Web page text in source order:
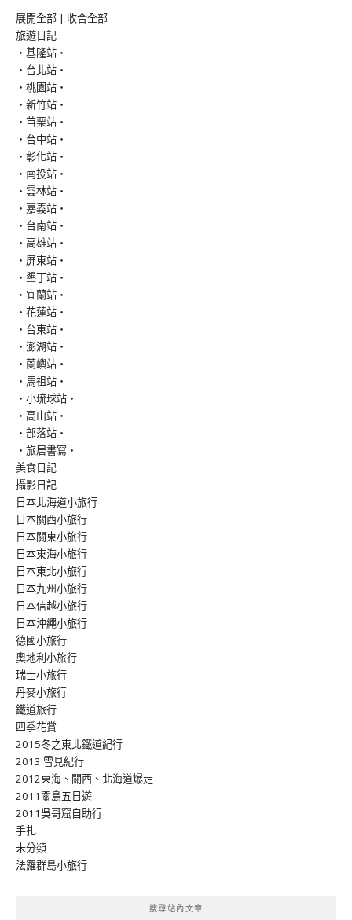
展開全部 | 收合全部
旅遊日記
‧基隆站‧
‧台北站‧
‧桃園站‧
‧新竹站‧
‧苗栗站‧
‧台中站‧
‧彰化站‧
‧南投站‧
‧雲林站‧
‧嘉義站‧
‧台南站‧
‧高雄站‧
‧屏東站‧
‧墾丁站‧
‧宜蘭站‧
‧花蓮站‧
‧台東站‧
‧澎湖站‧
‧蘭嶼站‧
‧馬祖站‧
‧小琉球站‧
‧高山站‧
‧部落站‧
‧旅居書寫‧
美食日記
攝影日記
日本北海道小旅行
日本關西小旅行
日本關東小旅行
日本東海小旅行
日本東北小旅行
日本九州小旅行
日本信越小旅行
日本沖繩小旅行
德國小旅行
奧地利小旅行
瑞士小旅行
丹麥小旅行
鐵道旅行
四季花賞
2015冬之東北鐵道紀行
2013 雪見紀行
2012東海、關西、北海道爆走
2011關島五日遊
2011吳哥窟自助行
手扎
未分類
法羅群島小旅行
搜尋站內文章